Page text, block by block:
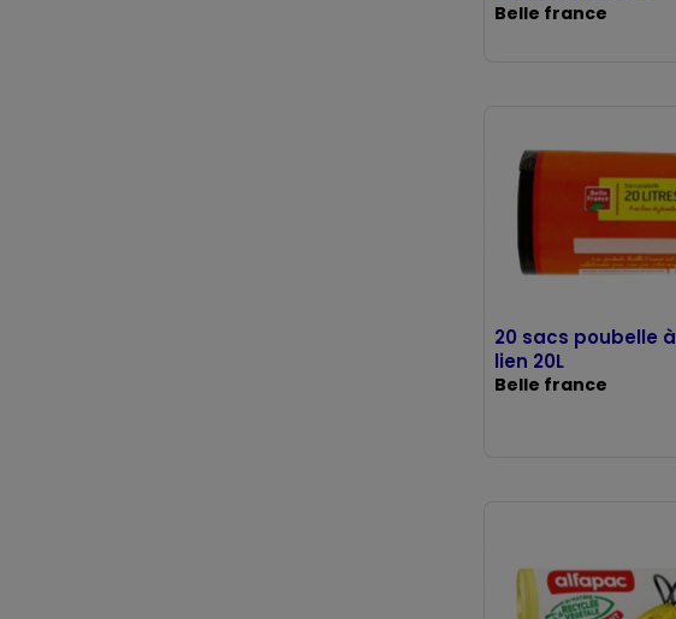
Belle france
20 sacs poubelle à
lien 20L
Belle france